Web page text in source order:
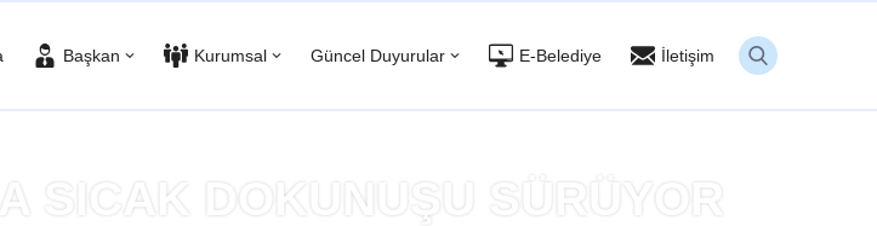
Başkan Kurumsal Güncel Duyurular E-Belediye İletişim
SICAK DOKUNUŞU SÜRÜYOR